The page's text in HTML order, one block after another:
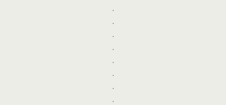
.
.
.
.
.
.
.
.